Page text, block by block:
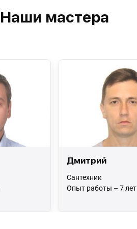
Наши мастера
Дмитрий
Сантехник
Опыт работы – 7 лет